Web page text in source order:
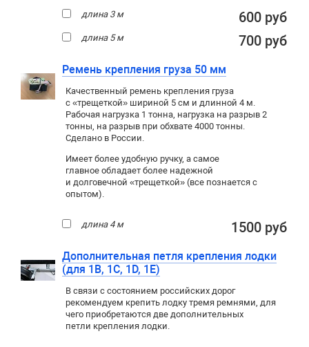
длина 3 м 600 руб
длина 5 м 700 руб
Ремень крепления груза 50 мм
Качественный ремень крепления груза
с «трещеткой» шириной 5 см и длинной 4 м.
Рабочая нагрузка 1 тонна, нагрузка на разрыв 2
тонны, на разрыв при обхвате 4000 тонны.
Сделано в России.
Имеет более удобную ручку, а самое
главное обладает более надежной
и долговечной «трещеткой» (все познается с
опытом).
длина 4 м 1500 руб
Дополнительная петля крепления лодки
(для 1B, 1C, 1D, 1E)
В связи с состоянием российских дорог
рекомендуем крепить лодку тремя ремнями, для
чего приобретаются две дополнительных
петли крепления лодки.